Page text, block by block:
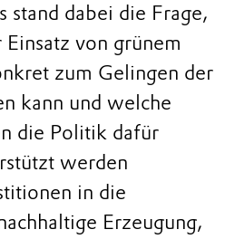
stand dabei die Frage,
von grünem
zum Gelingen der
kann und welche
die Politik dafür
werden
in die
Erzeugung,